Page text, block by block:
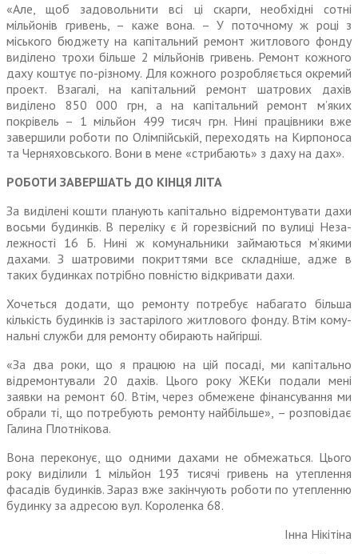
«Але, щоб задовольнити всі ці скарги, необхідні сотні
мільйонів гривень, – каже вона. – У поточ­ному ж році з
міського бюджету на капітальний ремонт жит­лового фонду
виділено трохи більше 2 мільйонів гривень. Ремонт кожного
даху коштує по-різному. Для кожного розробля­ється окремий
проект. Взагалі, на капітальний ремонт шатро­вих дахів
виділено 850 000 грн, а на капітальний ремонт м’яких
покрівель – 1 мільйон 499 тисяч грн. Нині працівники вже
завер­шили роботи по Олімпійській, переходять на Кирпоноса
та Черняховського. Вони в мене «стрибають» з даху на дах».
РОБОТИ ЗАВЕРШАТЬ ДО КІНЦЯ ЛІТА
За виділені кошти планують капітально відремонтувати дахи
восьми будинків. В переліку є й горезвісний по вулиці Неза­
лежності 16 Б. Нині ж комуналь­ники займаються м’якими
дахами. З шатровими покриттями все складніше, адже в
таких будинках потрібно повністю відкривати дахи.
Хочеться додати, що ремонту потребує набагато більша
кількість будинків із застарілого житлового фонду. Втім кому­
нальні служби для ремонту обирають найгірші.
«За два роки, що я працюю на цій посаді, ми капітально
відремонтували 20 дахів. Цього року ЖЕКи подали мені
заявки на ремонт 60. Втім, через обме­жене фінансування ми
обрали ті, що потребують ремонту найбільше», – розповідає
Галина Плотнікова.
Вона переконує, що одними дахами не обмежаться. Цього
року виділили 1 мільйон 193 тисячі гривень на утеплення
фасадів будинків. Зараз вже закінчують роботи по утепленню
будинку за адресою вул. Коро­ленка 68.
Інна Нікітіна